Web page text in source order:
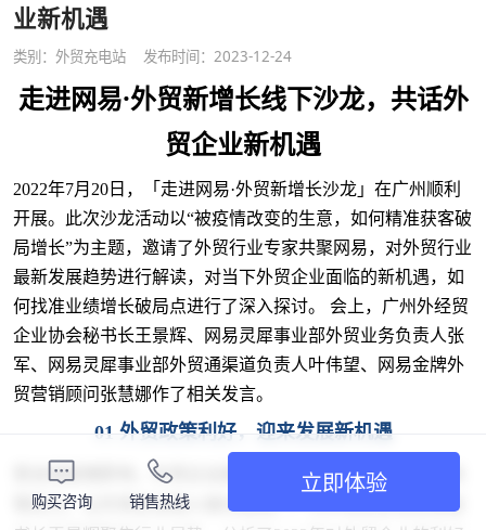
业新机遇
类别： 外贸充电站发布时间：2023-12-24
走进网易·外贸新增长线下沙龙，共话外
贸企业新机遇
2022年7月20日，「走进网易·外贸新增长沙龙」在广州顺利
开展。此次沙龙活动以“被疫情改变的生意，如何精准获客破
局增长”为主题，邀请了外贸行业专家共聚网易，对外贸行业
最新发展趋势进行解读，对当下外贸企业面临的新机遇，如
何找准业绩增长破局点进行了深入探讨。 会上，广州外经贸
企业协会秘书长王景辉、网易灵犀事业部外贸业务负责人张
军、网易灵犀事业部外贸通渠道负责人叶伟望、网易金牌外
贸营销顾问张慧娜作了相关发言。
01 外贸政策利好，迎来发展新机遇
受全球疫情影响，外贸企业面临拓客渠道受限、物流成本高
等压力，让外贸企业陷入增长困局。广州外经贸企业协会秘
购买咨询 销售热线
立即体验